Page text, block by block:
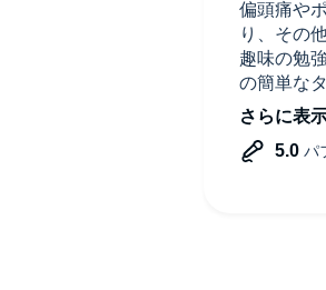
偏頭痛や
り、その
趣味の勉
の簡単な
できた。